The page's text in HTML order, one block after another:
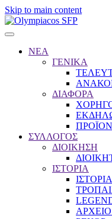
Skip to main content
ΝΕΑ
ΓΕΝΙΚΑ
ΔΙΑΦΟΡΑ
ΣΥΛΛΟΓΟΣ
ΔΙΟΙΚΗΣΗ
ΙΣΤΟΡΙΑ
ΙΣΤΟΡΙΑ